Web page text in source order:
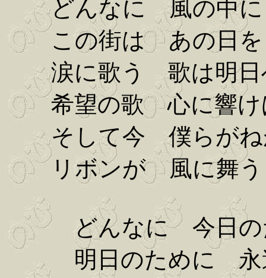
どんなに 風の中に
この街は あの日を
涙に歌う 歌は明日
希望の歌 心に響け
そして今 僕らがね
リボンが 風に舞う
どんなに 今日の
明日のために 永